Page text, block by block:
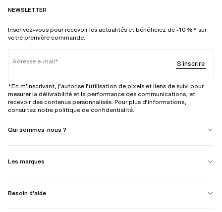
NEWSLETTER
Inscrivez-vous pour recevoir les actualités et bénéficiez de -10%* sur
votre première commande.
Adresse e-mail S'inscrire
*En m’inscrivant, j’autorise l’utilisation de pixels et liens de suivi pour
mesurer la délivrabilité et la performance des communications, et
recevoir des contenus personnalisés. Pour plus d’informations,
consultez notre politique de confidentialité.
Qui sommes-nous ?
Les marques
Besoin d'aide